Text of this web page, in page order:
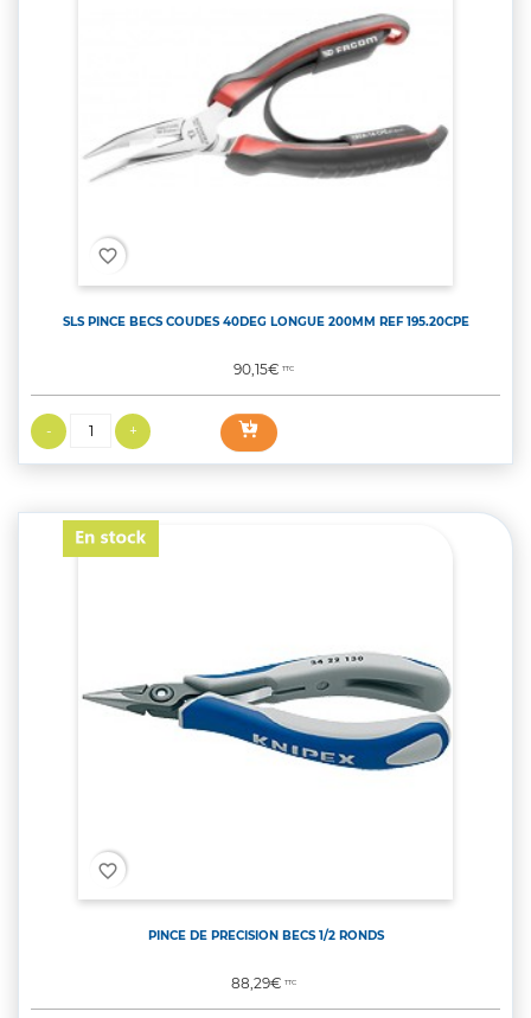
favorite_border
SLS PINCE BECS COUDES 40DEG LONGUE 200MM REF 195.20CPE
Prix
90,15€TTC
favorite_border
PINCE DE PRECISION BECS 1/2 RONDS
Prix
88,29€TTC